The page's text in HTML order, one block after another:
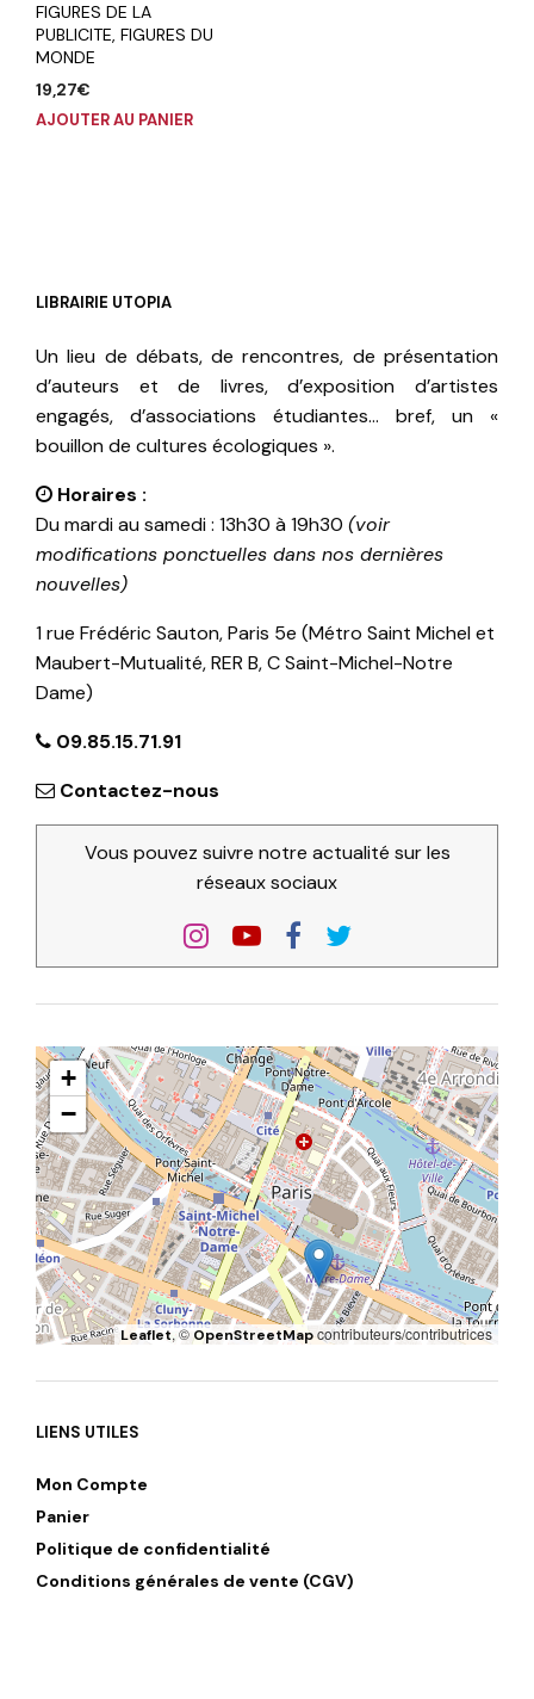
FIGURES DE LA
PUBLICITE, FIGURES DU
MONDE
19,27€
AJOUTER AU PANIER
LIBRAIRIE UTOPIA
Un lieu de débats, de rencontres, de présentation
d’auteurs et de livres, d’exposition d’artistes
engagés, d’associations étudiantes… bref, un «
bouillon de cultures écologiques ».
Horaires :
Du mardi au samedi : 13h30 à 19h30 (voir
modifications ponctuelles dans nos dernières
nouvelles)
1 rue Frédéric Sauton, Paris 5e (Métro Saint Michel et
Maubert-Mutualité, RER B, C Saint-Michel-Notre
Dame)
09.85.15.71.91
Contactez-nous
Vous pouvez suivre notre actualité sur les
réseaux sociaux
+
−
Leaflet, ©OpenStreetMapcontributeurs/contributrices
LIENS UTILES
Mon Compte
Panier
Politique de confidentialité
Conditions générales de vente (CGV)